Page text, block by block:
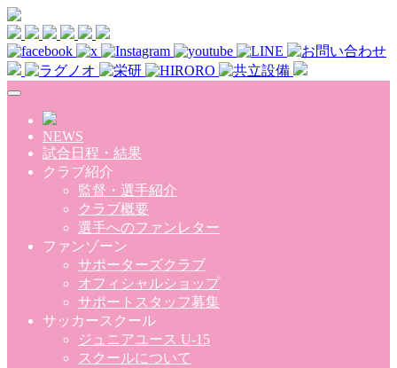
Skip to main content
NEWS
試合日程・結果
クラブ紹介
監督・選手紹介
クラブ概要
選手へのファンレター
ファンゾーン
サポーターズクラブ
オフィシャルショップ
サポートスタッフ募集
サッカースクール
ジュニアユース U-15
スクールについて